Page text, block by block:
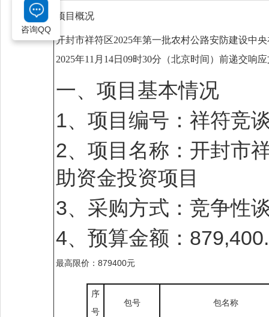
项目概况
开封市祥符区2025年第一批农村公路安防建设中
2025年11月14日09时30分 （北京时间）前递交响
一、项目基本情况
1、项目编号：祥符竞
2、项目名称：开封市
助资金投资项目
3、采购方式：竞争性
4、预算金额：
最高限价：879400元
序
号
包号 包名称
咨询QQ